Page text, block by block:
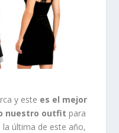
y este es el mejor
nuestro outfit para
última de este año,